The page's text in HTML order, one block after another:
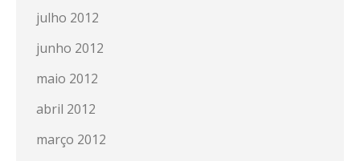
julho 2012
junho 2012
maio 2012
abril 2012
março 2012